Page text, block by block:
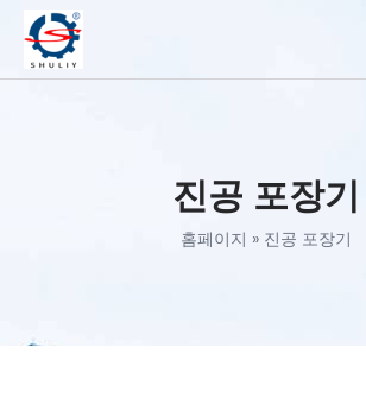
진공 포장기
홈페이지 » 진공 포장기